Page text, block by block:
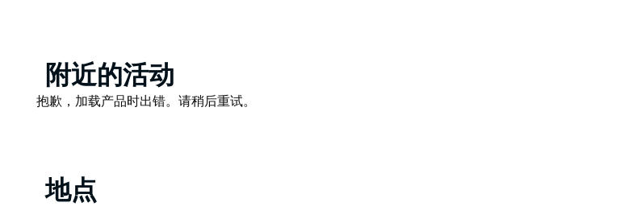
公寓位于市中心，方便您前往购物中心以及众多一流的餐厅和酒吧。附近还有许多公园供您休憩放松，以
及河滨步道、瓦加瓦加游客信息中心和美术馆，均在几步之遥。
Product
List
附近的活动
Product
抱歉，加载产品时出错。请稍后重试。
地点